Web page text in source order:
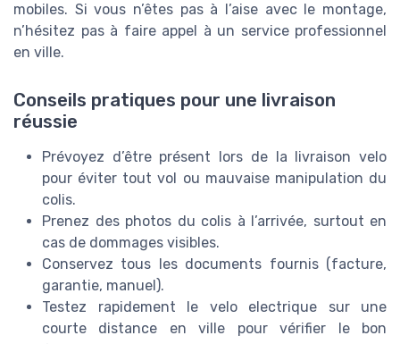
mobiles. Si vous n’êtes pas à l’aise avec le montage,
n’hésitez pas à faire appel à un service professionnel
en ville.
Conseils pratiques pour une livraison
réussie
Prévoyez d’être présent lors de la livraison velo
pour éviter tout vol ou mauvaise manipulation du
colis.
Prenez des photos du colis à l’arrivée, surtout en
cas de dommages visibles.
Conservez tous les documents fournis (facture,
garantie, manuel).
Testez rapidement le velo electrique sur une
courte distance en ville pour vérifier le bon